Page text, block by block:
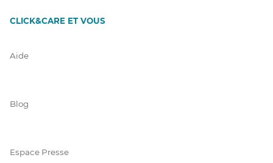
CLICK&CARE ET VOUS
Aide
Blog
Espace Presse